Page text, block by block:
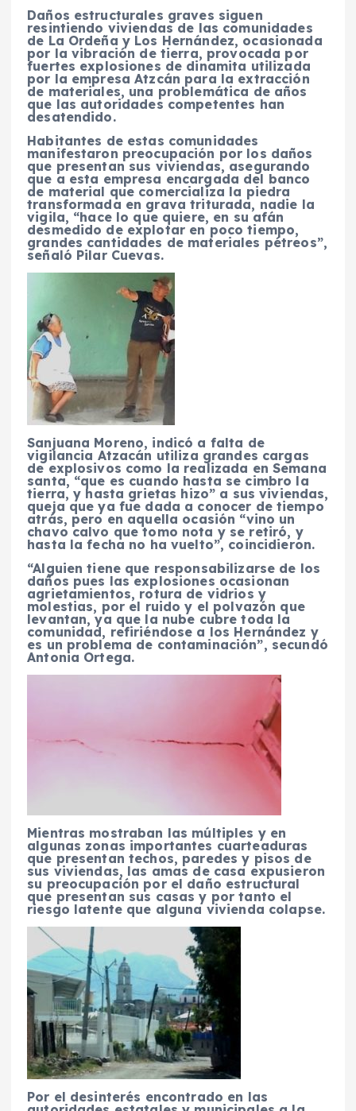
Daños estructurales graves siguen
resintiendo viviendas de las comunidades
de La Ordeña y Los Hernández, ocasionada
por la vibración de tierra, provocada por
fuertes explosiones de dinamita utilizada
por la empresa Atzcán para la extracción
de materiales, una problemática de años
que las autoridades competentes han
desatendido.
Habitantes de estas comunidades
manifestaron preocupación por los daños
que presentan sus viviendas, asegurando
que a esta empresa encargada del banco
de material que comercializa la piedra
transformada en grava triturada, nadie la
vigila, “hace lo que quiere, en su afán
desmedido de explotar en poco tiempo,
grandes cantidades de materiales pétreos”,
señaló Pilar Cuevas.
Sanjuana Moreno, indicó a falta de
vigilancia Atzacán utiliza grandes cargas
de explosivos como la realizada en Semana
santa, “que es cuando hasta se cimbro la
tierra, y hasta grietas hizo” a sus viviendas,
queja que ya fue dada a conocer de tiempo
atrás, pero en aquella ocasión “vino un
chavo calvo que tomo nota y se retiró, y
hasta la fecha no ha vuelto”, coincidieron.
“Alguien tiene que responsabilizarse de los
daños pues las explosiones ocasionan
agrietamientos, rotura de vidrios y
molestias, por el ruido y el polvazón que
levantan, ya que la nube cubre toda la
comunidad, refiriéndose a los Hernández y
es un problema de contaminación”, secundó
Antonia Ortega.
Mientras mostraban las múltiples y en
algunas zonas importantes cuarteaduras
que presentan techos, paredes y pisos de
sus viviendas, las amas de casa expusieron
su preocupación por el daño estructural
que presentan sus casas y por tanto el
riesgo latente que alguna vivienda colapse.
Por el desinterés encontrado en las